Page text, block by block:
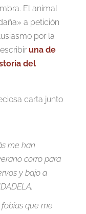
El animal
a petición
por la
una de
del
carta junto
me han
corro para
y bajo a
que me